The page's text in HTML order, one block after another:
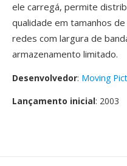
ele carregá, permite
qualidade em tamanhos
redes com largura de
armazenamento limitado.
Desenvolvedor: Moving
Lançamento inicial: 2003